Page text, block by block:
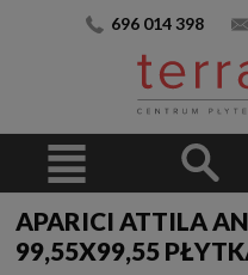
696 014 398
APARICI ATTILA
99,55X99,55